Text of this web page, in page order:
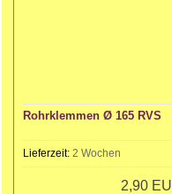
Rohrklemmen Ø 165 RVS
Lieferzeit: 2 Wochen
2,90